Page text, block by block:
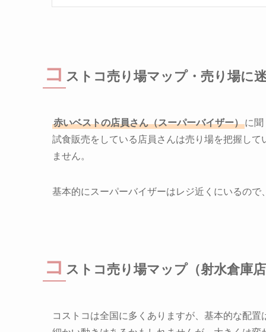
コ ストコ売り場マップ・売り場に
赤いベストの店員さん（スーパーバイザー）に
試食販売をしている店員さんは売り場を把握し
ません。
基本的にスーパーバイザーはレジ近くにいるの
コ ストコ売り場マップ（射水倉庫
コストコは全国に多くありますが、基本的な配